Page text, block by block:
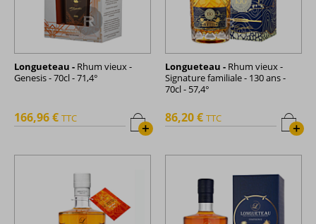
Longueteau - Rhum vieux -
Genesis - 70cl - 71,4°
+
166,96 € TTC
Longueteau - Rhum vieux -
Signature familiale - 130 ans -
70cl - 57,4°
+
86,20 € TTC